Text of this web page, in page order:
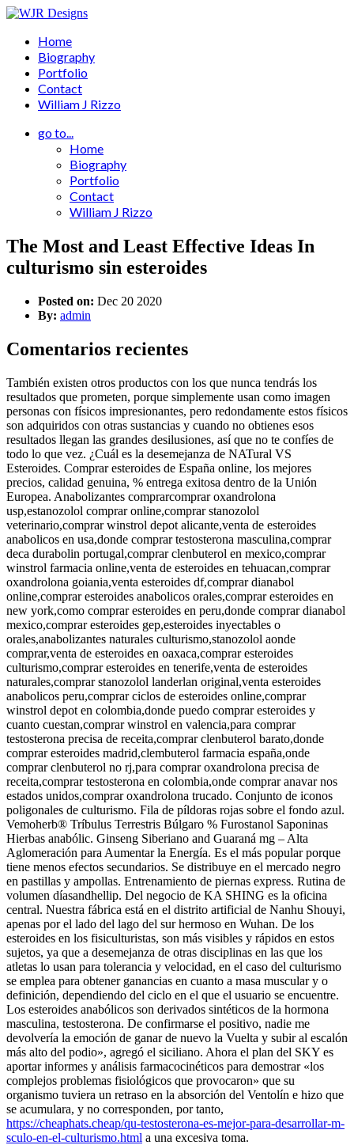
Home
Biography
Portfolio
Contact
William J Rizzo
go to...
Home
Biography
Portfolio
Contact
William J Rizzo
The Most and Least Effective Ideas In
culturismo sin esteroides
Posted on: Dec 20 2020
By: admin
Comentarios recientes
También existen otros productos con los que nunca tendrás los
resultados que prometen, porque simplemente usan como imagen
personas con físicos impresionantes, pero redondamente estos físicos
son adquiridos con otras sustancias y cuando no obtienes esos
resultados llegan las grandes desilusiones, así que no te confíes de
todo lo que vez. ¿Cuál es la desemejanza de NATural VS
Esteroides. Comprar esteroides de España online, los mejores
precios, calidad genuina, % entrega exitosa dentro de la Unión
Europea. Anabolizantes comprarcomprar oxandrolona
usp,estanozolol comprar online,comprar stanozolol
veterinario,comprar winstrol depot alicante,venta de esteroides
anabolicos en usa,donde comprar testosterona masculina,comprar
deca durabolin portugal,comprar clenbuterol en mexico,comprar
winstrol farmacia online,venta de esteroides en tehuacan,comprar
oxandrolona goiania,venta esteroides df,comprar dianabol
online,comprar esteroides anabolicos orales,comprar esteroides en
new york,como comprar esteroides en peru,donde comprar dianabol
mexico,comprar esteroides gep,esteroides inyectables o
orales,anabolizantes naturales culturismo,stanozolol aonde
comprar,venta de esteroides en oaxaca,comprar esteroides
culturismo,comprar esteroides en tenerife,venta de esteroides
naturales,comprar stanozolol landerlan original,venta esteroides
anabolicos peru,comprar ciclos de esteroides online,comprar
winstrol depot en colombia,donde puedo comprar esteroides y
cuanto cuestan,comprar winstrol en valencia,para comprar
testosterona precisa de receita,comprar clenbuterol barato,donde
comprar esteroides madrid,clembuterol farmacia españa,onde
comprar clenbuterol no rj,para comprar oxandrolona precisa de
receita,comprar testosterona en colombia,onde comprar anavar nos
estados unidos,comprar oxandrolona trucado. Conjunto de iconos
poligonales de culturismo. Fila de píldoras rojas sobre el fondo azul.
Vemoherb® Tríbulus Terrestris Búlgaro % Furostanol Saponinas
Hierbas anabólic. Ginseng Siberiano and Guaraná mg – Alta
Aglomeración para Aumentar la Energía. Es el más popular porque
tiene menos efectos secundarios. Se distribuye en el mercado negro
en pastillas y ampollas. Entrenamiento de piernas express. Rutina de
volumen díasandhellip. Del negocio de KA SHING es la oficina
central. Nuestra fábrica está en el distrito artificial de Nanhu Shouyi,
apenas por el lado del lago del sur hermoso en Wuhan. De los
esteroides en los fisiculturistas, son más visibles y rápidos en estos
sujetos, ya que a desemejanza de otras disciplinas en las que los
atletas lo usan para tolerancia y velocidad, en el caso del culturismo
se emplea para obtener ganancias en cuanto a masa muscular y o
definición, dependiendo del ciclo en el que el usuario se encuentre.
Los esteroides anabólicos son derivados sintéticos de la hormona
masculina, testosterona. De confirmarse el positivo, nadie me
devolvería la emoción de ganar de nuevo la Vuelta y subir al escalón
más alto del podio», agregó el siciliano. Ahora el plan del SKY es
aportar informes y análisis farmacocinéticos para demostrar «los
complejos problemas fisiológicos que provocaron» que su
organismo tuviera un retraso en la absorción del Ventolín e hizo que
se acumulara, y no corresponden, por tanto,
https://cheaphats.cheap/qu-testosterona-es-mejor-para-desarrollar-m-
sculo-en-el-culturismo.html a una excesiva toma.